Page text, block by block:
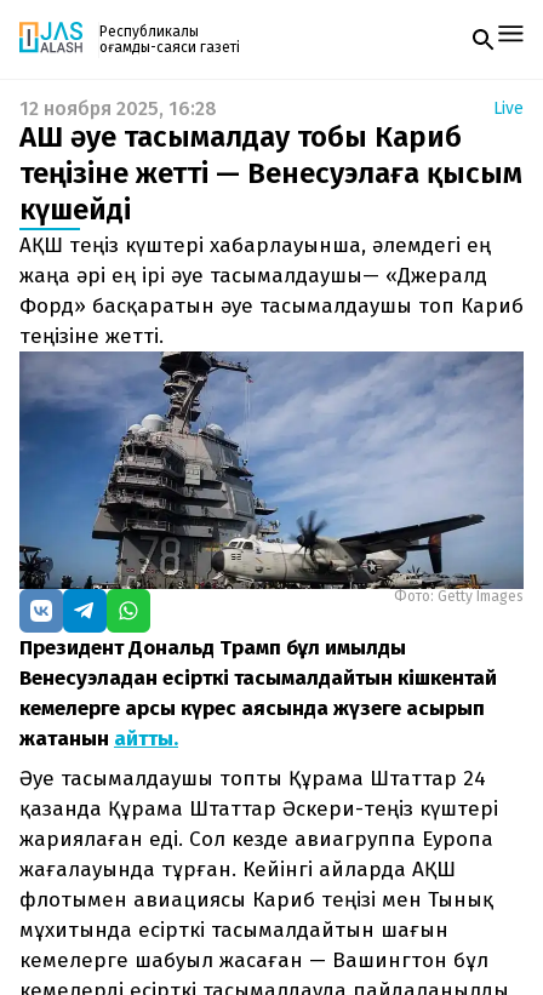
Республикалық
қоғамдық-саяси газеті
Жаңалықтар
Спорт
Live
Руханият
Аймақ
Архив
Заң және тәртіп
Редакциямен байланыс
+7 708 604 51 06
+7 701 220 64 52
Пошта
zhasalash100@gmail.com
Газетке жазылу
PDF форматтағы газетті ай сайын электронды
поштаңызға алып отырыңыз. Жаңа нөмір
шыққан сәтте сізге бірден жіберіледі. Тек email
енгізіңіз, біз қалғанын өзіміз жібереміз.
12 ноября 2025, 16:28 Live
АҚШ әуе тасымалдау тобы Кариб
теңізіне жетті — Венесуэлаға қысым
күшейді
АҚШ теңіз күштері хабарлауынша, әлемдегі ең
жаңа әрі ең ірі әуе тасымалдаушы— «Джералд
Форд» басқаратын әуе тасымалдаушы топ Кариб
теңізіне жетті.
Фото: Getty Images
Президент Дональд Трамп бұл қимылды
Венесуэладан есірткі тасымалдайтын кішкентай
кемелерге қарсы күрес аясында жүзеге асырып
жатқанын айтты.
Әуе тасымалдаушы топты Құрама Штаттар 24
қазанда Құрама Штаттар Әскери-теңіз күштері
жариялаған еді. Сол кезде авиагруппа Еуропа
жағалауында тұрған. Кейінгі айларда АҚШ
флотымен авиациясы Кариб теңізі мен Тынық
мұхитында есірткі тасымалдайтын шағын
кемелерге шабуыл жасаған — Вашингтон бұл